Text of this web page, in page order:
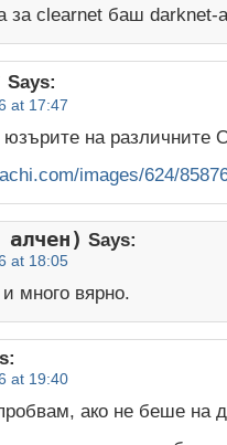
за clearnet баш darknet-
Says:
at 17:47
юзърите на различните
images/624/
алчен) Says:
at 18:05
много вярно.
at 19:40
ако не беше на